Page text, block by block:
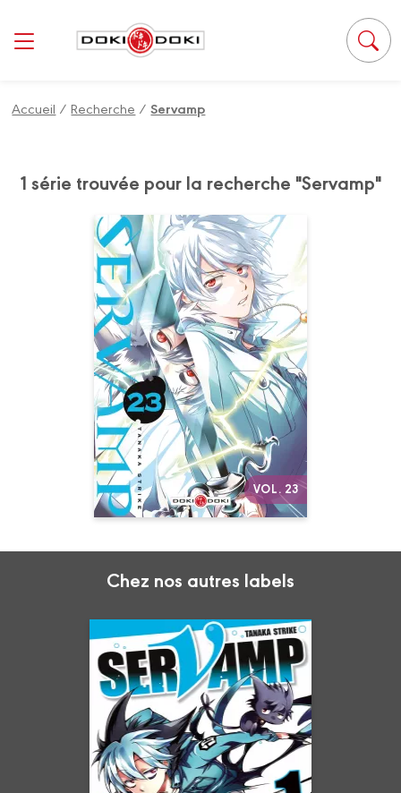
Accueil /Recherche /Servamp
1 série trouvée pour la recherche "Servamp"
VOL. 23
Servamp
Vol. 23
Date de parution :
03/06/2026
La guerre entre les frères
servamp touche enfin à sa fin !
Qui en sortira vainqueur ?!
Autres volumes
Chez nos autres labels
Servamp
Vol. 01
Date de parution :
10/04/2013
Un vampire “no life”, casanier
comme pas deux, vous y
croyez, vous ?!